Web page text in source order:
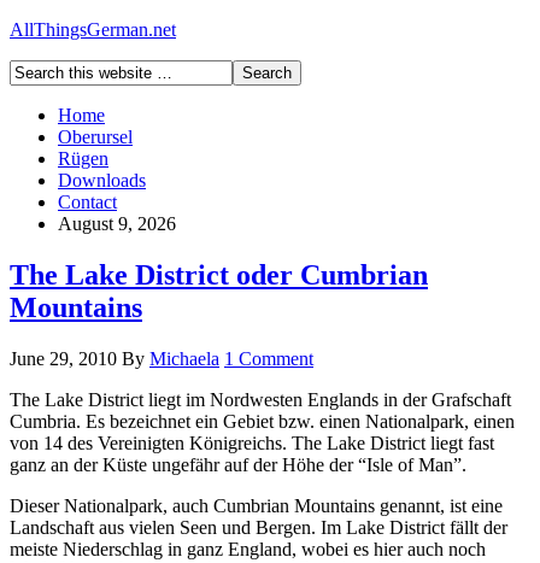
AllThingsGerman.net
Home
Oberursel
Rügen
Downloads
Contact
August 9, 2026
The Lake District oder Cumbrian
Mountains
June 29, 2010 By Michaela 1 Comment
The Lake District liegt im Nordwesten Englands in der Grafschaft
Cumbria. Es bezeichnet ein Gebiet bzw. einen Nationalpark, einen
von 14 des Vereinigten Königreichs. The Lake District liegt fast
ganz an der Küste ungefähr auf der Höhe der “Isle of Man”.
Dieser Nationalpark, auch Cumbrian Mountains genannt, ist eine
Landschaft aus vielen Seen und Bergen. Im Lake District fällt der
meiste Niederschlag in ganz England, wobei es hier auch noch